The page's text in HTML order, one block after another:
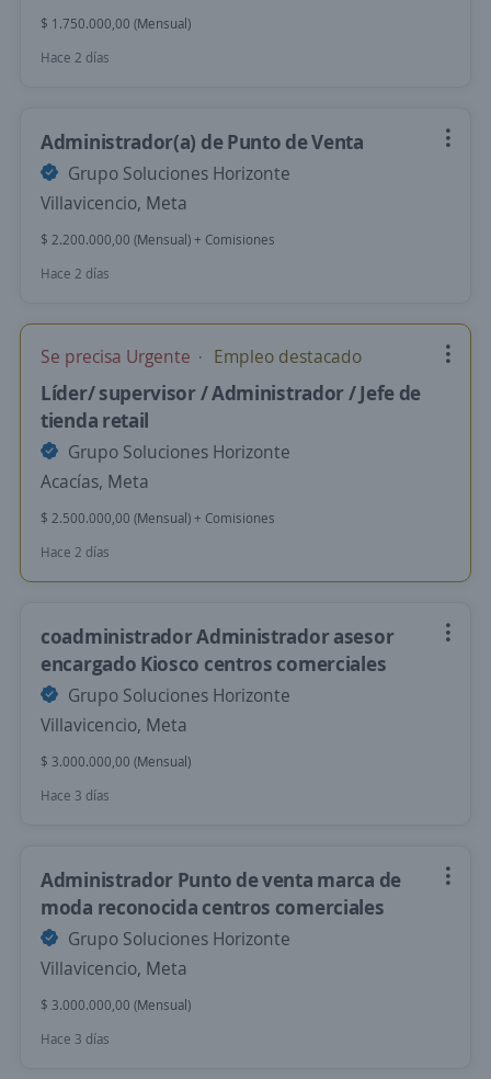
$ 1.750.000,00 (Mensual)
Hace 2 días
Administrador(a) de Punto de Venta
Grupo Soluciones Horizonte
Villavicencio, Meta
$ 2.200.000,00 (Mensual) + Comisiones
Hace 2 días
Se precisa Urgente Empleo destacado
Líder/ supervisor / Administrador / Jefe de
tienda retail
Grupo Soluciones Horizonte
Acacías, Meta
$ 2.500.000,00 (Mensual) + Comisiones
Hace 2 días
coadministrador Administrador asesor
encargado Kiosco centros comerciales
Grupo Soluciones Horizonte
Villavicencio, Meta
$ 3.000.000,00 (Mensual)
Hace 3 días
Administrador Punto de venta marca de
moda reconocida centros comerciales
Grupo Soluciones Horizonte
Villavicencio, Meta
$ 3.000.000,00 (Mensual)
Hace 3 días